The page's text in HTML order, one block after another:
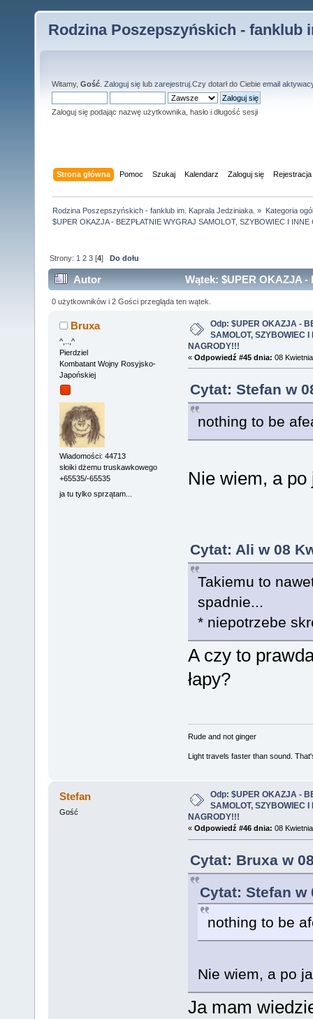
Rodzina Poszepszyńskich - fanklub
Witamy, Gość Zaloguj się lub zarejestruj .Czy dotarł do Ciebie email
Zaloguj się podając nazwę użytkownika, hasło i długość sesji
Strona główna Pomoc Szukaj Kalendarz Zaloguj się Rejestracja
Rodzina Poszepszyńskich - fanklub im. Kaprala Jedziniaka. » Kategoria
$UPER OKAZJA - BEZPŁATNIE WYGRAJ SAMOLOT, SZYBOWIEC I
Strony: 1 2 3 [4]Do dołu
Autor
Wątek: $UPER OKAZJA -
NAGRODY!!! (Przeczytany 58954 razy)
0 użytkowników i 2 Gości przegląda ten wątek.
Bruxa
^,..,^
Pierdziel
Kombatant Wojny Rosyjsko-
Japońskiej
Wiadomości: 44713
słoiki dżemu truskawkowego
+65535/-65535
ja tu tylko sprzątam...
Odp: $UPER OKAZJA -
SAMOLOT, SZYBOWIEC I
NAGRODY!!!
« Odpowiedź #45 dnia: 08
Cytat: Stefan w
nothing to be
Nie wiem, a po
Cytat: Ali w 08
Takiemu to
spadnie...
* niepotrzebe
A czy to
łapy?
Rude and not ginger
Light travels faster than sound.
Stefan
Gość
Odp: $UPER OKAZJA -
SAMOLOT, SZYBOWIEC I
NAGRODY!!!
« Odpowiedź #46 dnia: 08
Cytat: Bruxa w
Cytat: Stefan w
nothing to be
Nie wiem, a po
Ja mam